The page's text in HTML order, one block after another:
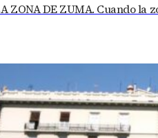
ZONA DE ZUMA. Cuando